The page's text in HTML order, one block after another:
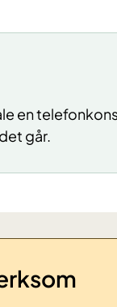
en
går.